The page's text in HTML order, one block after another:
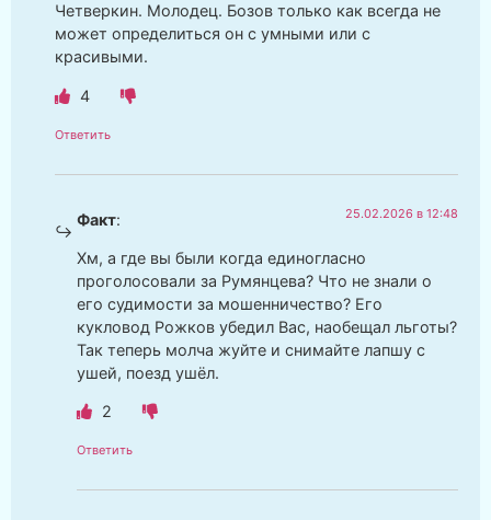
Четверкин. Молодец. Бозов только как всегда не
может определиться он с умными или с
красивыми.
4
Ответить
Факт: 25.02.2026 в 12:48
Хм, а где вы были когда единогласно
проголосовали за Румянцева? Что не знали о
его судимости за мошенничество? Его
кукловод Рожков убедил Вас, наобещал льготы?
Так теперь молча жуйте и снимайте лапшу с
ушей, поезд ушёл.
2
Ответить